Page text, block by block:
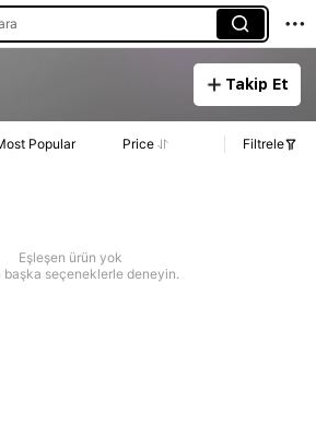
Takip Et
Popular Price Filtrele
Eşleşen ürün yok
başka seçeneklerle deneyin.